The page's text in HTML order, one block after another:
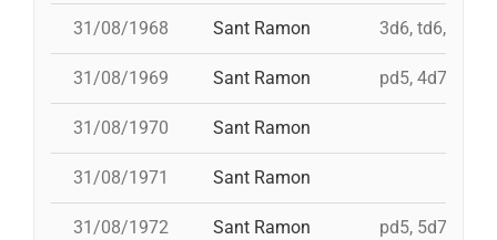
31/08/1968 Sant Ramon 3d6, td6, pd5,
31/08/1969 Sant Ramon pd5, 4d7, i
31/08/1970 Sant Ramon
31/08/1971 Sant Ramon
31/08/1972 Sant Ramon pd5, 5d7, td7,